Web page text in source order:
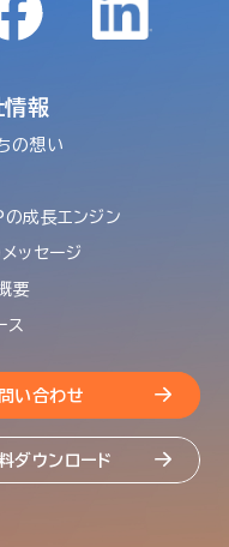
情報
の想い
成長エンジン
ッセージ
要
ス
い合わせ
ダウンロード